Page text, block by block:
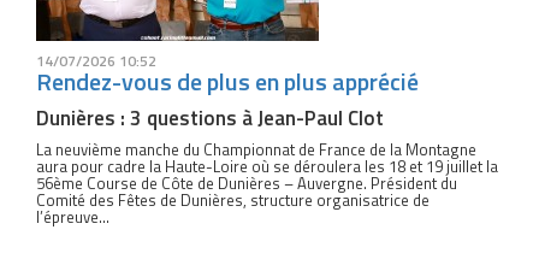
14/07/2026 10:52
Rendez-vous de plus en plus apprécié
Dunières : 3 questions à Jean-Paul Clot
La neuvième manche du Championnat de France de la Montagne
aura pour cadre la Haute-Loire où se déroulera les 18 et 19 juillet la
56ème Course de Côte de Dunières – Auvergne. Président du
Comité des Fêtes de Dunières, structure organisatrice de
l’épreuve...